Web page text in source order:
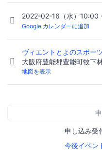
2022-02-16（水）10:00
Google カレンダーに追加
ヴィエントとよのスポー
大阪府豊能郡豊能町牧下
地図を表示
申し込み受
今後イベン